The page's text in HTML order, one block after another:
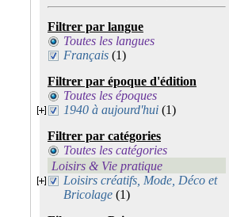
Filtrer par langue
Toutes les langues
Français (1)
Filtrer par époque d'édition
Toutes les époques
1940 à aujourd'hui (1)
Filtrer par catégories
Toutes les catégories
Loisirs & Vie pratique
Loisirs créatifs, Mode, Déco et
Bricolage (1)